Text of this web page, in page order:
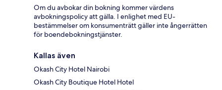
Om du avbokar din bokning kommer värdens
avbokningspolicy att gälla. I enlighet med EU-
bestämmelser om konsumenträtt gäller inte ångerrätten
för boendebokningstjänster.
Kallas även
Okash City Hotel Nairobi
Okash City Boutique Hotel Hotel